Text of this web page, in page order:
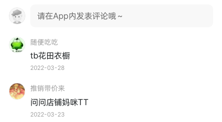
请在App内发表评论哦～
随便吃吃
tb花田衣橱
2022-03-28
推销带价来
问问店铺妈咪TT
2022-03-23